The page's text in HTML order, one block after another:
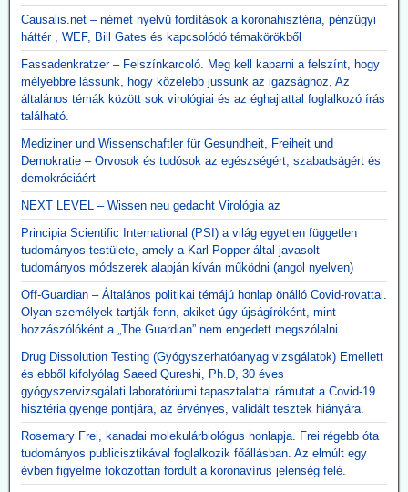
Causalis.net – német nyelvű fordítások a koronahisztéria, pénzügyi
háttér , WEF, Bill Gates és kapcsolódó témakörökből
Fassadenkratzer – Felszínkarcoló. Meg kell kaparni a felszínt, hogy
mélyebbre lássunk, hogy közelebb jussunk az igazsághoz, Az
általános témák között sok virológiai és az éghajlattal foglalkozó írás
található.
Mediziner und Wissenschaftler für Gesundheit, Freiheit und
Demokratie – Orvosok és tudósok az egészségért, szabadságért és
demokráciáért
NEXT LEVEL – Wissen neu gedacht Virológia az
Principia Scientific International (PSI) a világ egyetlen független
tudományos testülete, amely a Karl Popper által javasolt
tudományos módszerek alapján kíván működni (angol nyelven)
Off-Guardian – Általános politikai témájú honlap önálló Covid-rovattal.
Olyan személyek tartják fenn, akiket úgy újságíróként, mint
hozzászólóként a „The Guardian” nem engedett megszólalni.
Drug Dissolution Testing (Gyógyszerhatóanyag vizsgálatok) Emellett
és ebből kifolyólag Saeed Qureshi, Ph.D, 30 éves
gyógyszervizsgálati laboratóriumi tapasztalattal rámutat a Covid-19
hisztéria gyenge pontjára, az érvényes, validált tesztek hiányára.
Rosemary Frei, kanadai molekulárbiológus honlapja. Frei régebb óta
tudományos publicisztikával foglalkozik főállásban. Az elmúlt egy
évben figyelme fokozottan fordult a koronavírus jelenség felé.